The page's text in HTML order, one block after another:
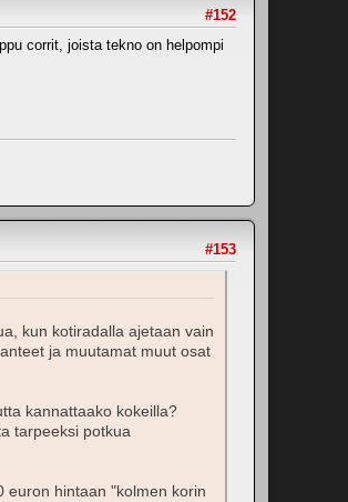
#152
corrit, joista tekno on helpompi
#153
kun kotiradalla ajetaan vain
ja muutamat muut osat
kannattaako kokeilla?
tarpeeksi potkua
euron hintaan "kolmen korin